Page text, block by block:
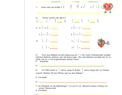
6. a) spitzer Winkel       50 Grad
5. a) überstumpfer Winkel
7. 90 Grad
8.